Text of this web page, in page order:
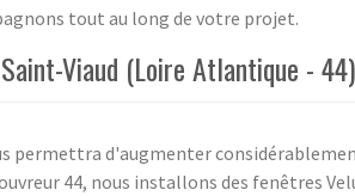
tout au long de votre projet.
Viaud (Loire Atlantique -
permettra d'augmenter
44, nous installons des fenêtres